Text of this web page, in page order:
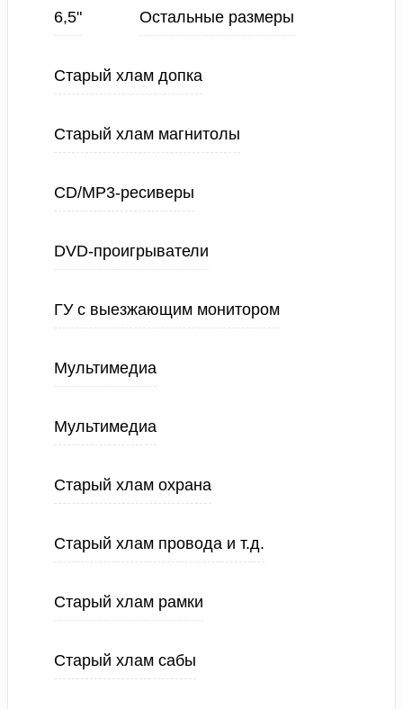
6,5" Остальные размеры
Старый хлам допка
Старый хлам магнитолы
CD/MP3-ресиверы
DVD-проигрыватели
ГУ с выезжающим монитором
Мультимедиа
Мультимедиа
Старый хлам охрана
Старый хлам провода и т.д.
Старый хлам рамки
Старый хлам сабы